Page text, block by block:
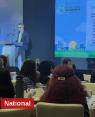
dahilan
Pilipinas
National